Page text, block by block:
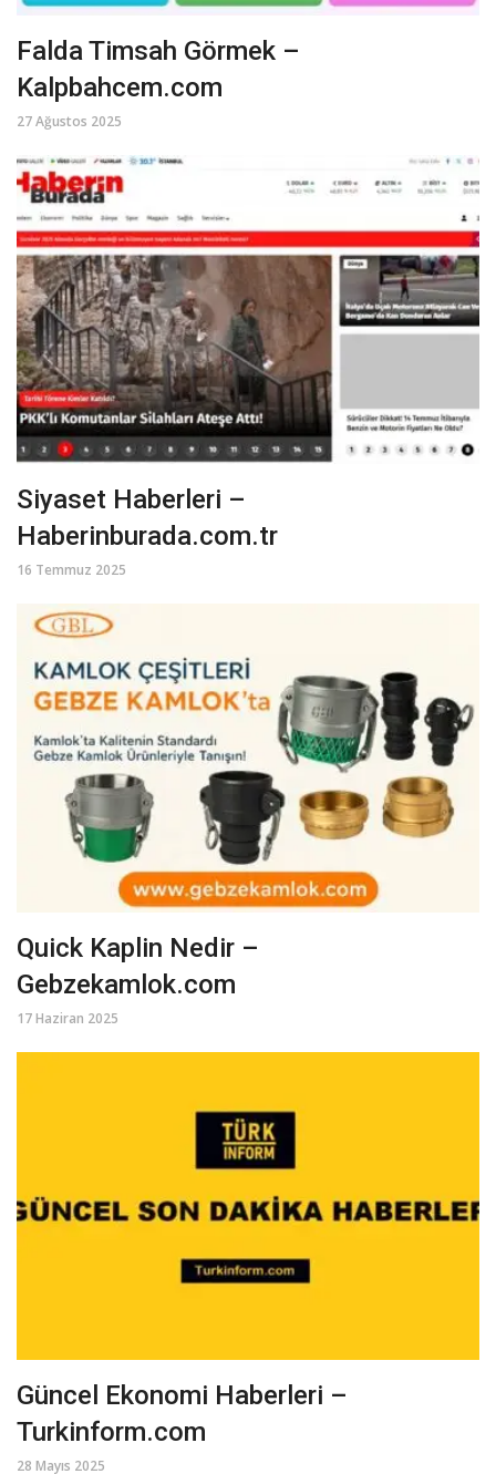
Falda Timsah Görmek –
Kalpbahcem.com
27 Ağustos 2025
Siyaset Haberleri –
Haberinburada.com.tr
16 Temmuz 2025
Quick Kaplin Nedir –
Gebzekamlok.com
17 Haziran 2025
Güncel Ekonomi Haberleri –
Turkinform.com
28 Mayıs 2025